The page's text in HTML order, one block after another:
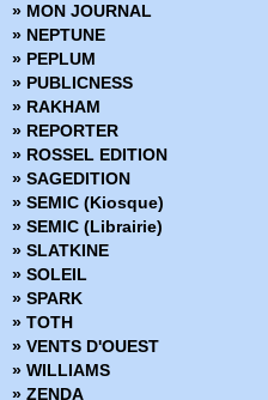
» MON JOURNAL
» NEPTUNE
» PEPLUM
» PUBLICNESS
» RAKHAM
» REPORTER
» ROSSEL EDITION
» SAGEDITION
» SEMIC (Kiosque)
» SEMIC (Librairie)
» SLATKINE
» SOLEIL
» SPARK
» TOTH
» VENTS D'OUEST
» WILLIAMS
» ZENDA